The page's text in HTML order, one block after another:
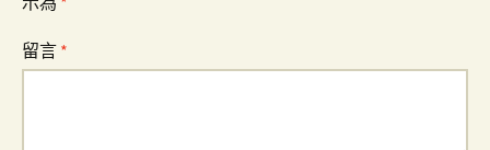
留言 *